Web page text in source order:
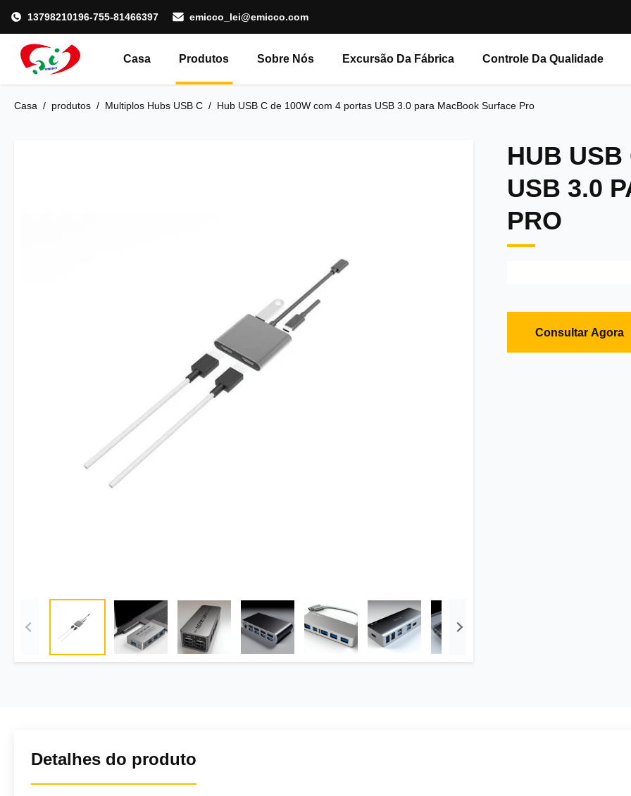
13798210196-755-81466397 emicco_lei@emicco.com
Casa Produtos Sobre Nós Excursão Da Fábrica Controle Da Qualidade
Casa / produtos / Multiplos Hubs USB C / Hub USB C de 100W com 4 portas USB 3.0 para MacBook Surface Pro
HUB USB
USB 3.0
PRO
Consultar Agora
Detalhes do produto